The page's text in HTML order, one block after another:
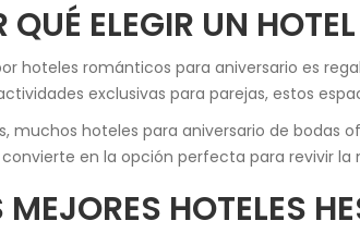
QUÉ ELEGIR UN
hoteles románticos para aniversario es
exclusivas para parejas, estos
muchos hoteles para aniversario de bodas
en la opción perfecta para revivir la
MEJORES HOTELES